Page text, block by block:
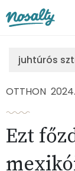
juhtúrós
OTTHON
Ezt